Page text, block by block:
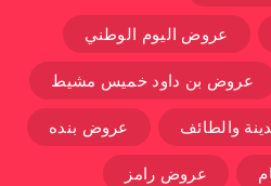
عروض اليوم الوطني
عروض بن داود خميس مشيط
والطائف عروض بنده
عروض رامز